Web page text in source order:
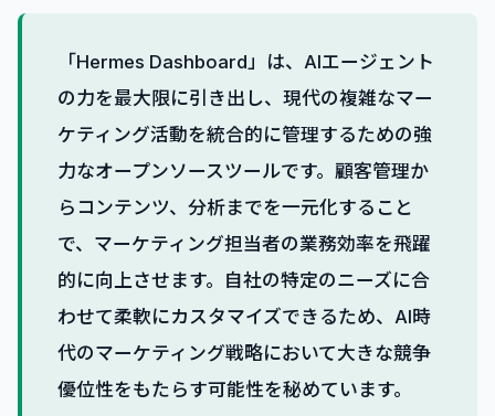
「Hermes Dashboard」は、AIエージェント
の力を最大限に引き出し、現代の複雑なマー
ケティング活動を統合的に管理するための強
力なオープンソースツールです。顧客管理か
らコンテンツ、分析までを一元化すること
で、マーケティング担当者の業務効率を飛躍
的に向上させます。自社の特定のニーズに合
わせて柔軟にカスタマイズできるため、AI時
代のマーケティング戦略において大きな競争
優位性をもたらす可能性を秘めています。